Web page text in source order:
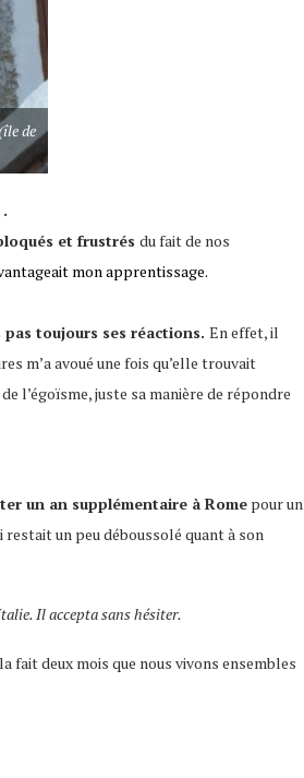
de
et frustrés du fait de nos
mon apprentissage.
toujours ses réactions. En effet, il
m’a avoué une fois qu’elle trouvait
l’égoïsme, juste sa manière de répondre
un an supplémentaire à Rome pour un
restait un peu déboussolé quant à son
Il accepta sans hésiter.
fait deux mois que nous vivons ensembles